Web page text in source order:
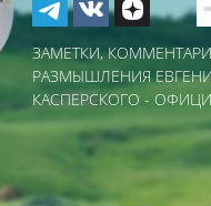
ЗАМЕТКИ,
РАЗМЫШЛЕНИЯ
КАСПЕРСКОГО -